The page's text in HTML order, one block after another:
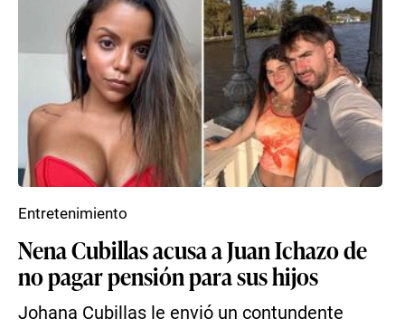
Nena Cubillas acusa a Juan Ichazo de
no pagar pensión para sus hijos
Johana Cubillas le envió un contundente
Entretenimiento